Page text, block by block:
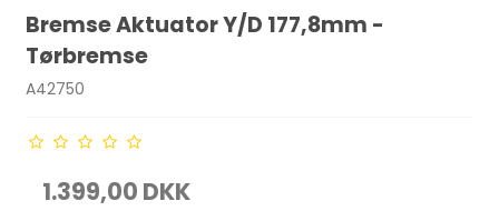
Bremse Aktuator Y/D 177,8mm -
Tørbremse
A42750
1.399,00 DKK